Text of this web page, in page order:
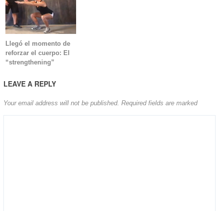
Llegó el momento de
reforzar el cuerpo: El
“strengthening”
LEAVE A REPLY
Your email address will not be published. Required fields are marked